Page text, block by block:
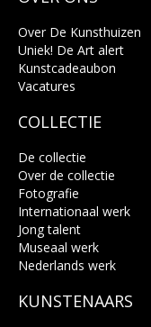
info@kunsthuisbreda.nl
Lees meer
Over De Kunsthuizen
Uniek! De Art alert
Kunstcadeaubon
Vacatures
COLLECTIE
De collectie
Over de collectie
Fotografie
Internationaal werk
Jong talent
Museaal werk
Nederlands werk
KUNSTENAARS